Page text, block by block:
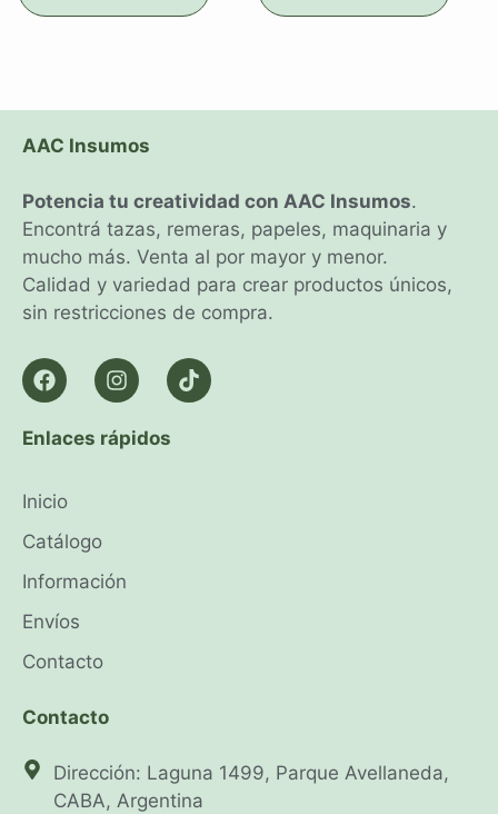
AAC Insumos
Potencia tu creatividad con AAC Insumos.
Encontrá tazas, remeras, papeles, maquinaria y
mucho más. Venta al por mayor y menor.
Calidad y variedad para crear productos únicos,
sin restricciones de compra.
Enlaces rápidos
Inicio
Catálogo
Información
Envíos
Contacto
Contacto
Dirección: Laguna 1499, Parque Avellaneda,
CABA, Argentina